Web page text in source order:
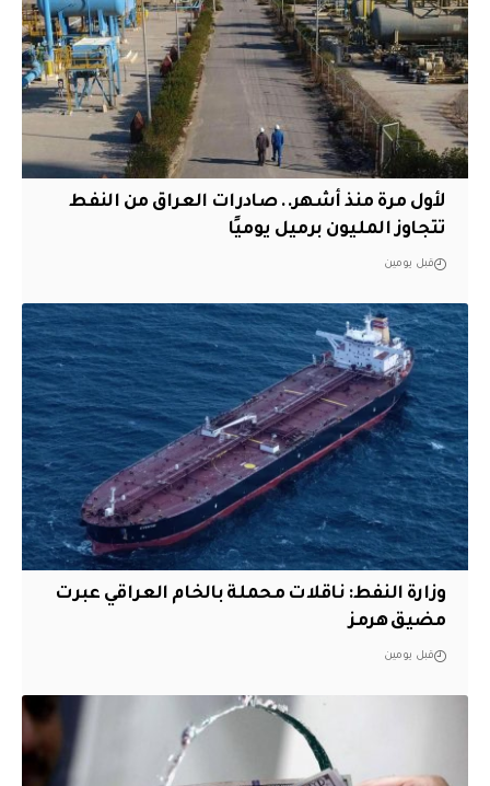
لأول مرة منذ أشهر.. صادرات العراق من النفط
تتجاوز المليون برميل يوميًا
قبل يومين
وزارة النفط: ناقلات محملة بالخام العراقي عبرت
مضيق هرمز
قبل يومين